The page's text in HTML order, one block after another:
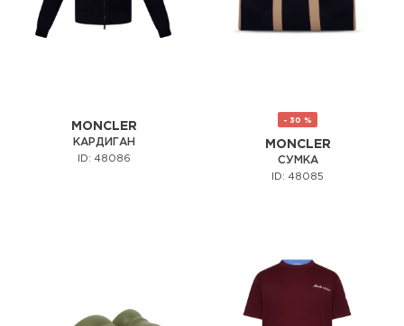
MONCLER
КАРДИГАН
ID: 48086
- 30 %
MONCLER
СУМКА
ID: 48085